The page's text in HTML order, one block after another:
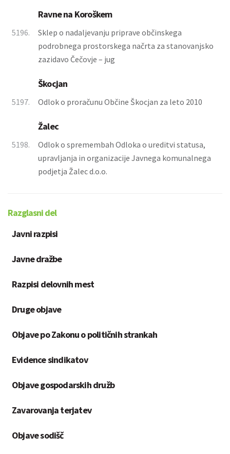
Ravne na Koroškem
5196.
Sklep o nadaljevanju priprave občinskega
podrobnega prostorskega načrta za stanovanjsko
zazidavo Čečovje – jug
Škocjan
5197. Odlok o proračunu Občine Škocjan za leto 2010
Žalec
5198.
Odlok o spremembah Odloka o ureditvi statusa,
upravljanja in organizacije Javnega komunalnega
podjetja Žalec d.o.o.
Razglasni del
Javni razpisi
Javne dražbe
Razpisi delovnih mest
Druge objave
Objave po Zakonu o političnih strankah
Evidence sindikatov
Objave gospodarskih družb
Zavarovanja terjatev
Objave sodišč